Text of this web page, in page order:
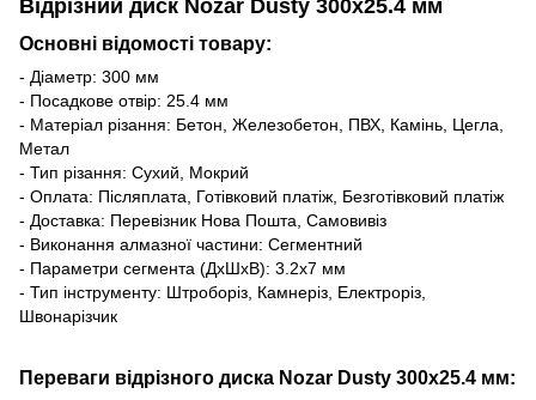
Відрізний диск Nozar Dusty 300х25.4 мм
Основні відомості товару:
- Діаметр: 300 мм
- Посадкове отвір: 25.4 мм
- Матеріал різання: Бетон, Железобетон, ПВХ, Камінь, Цегла,
Метал
- Тип різання: Сухий, Мокрий
- Оплата: Післяплата, Готівковий платіж, Безготівковий платіж
- Доставка: Перевізник Нова Пошта, Самовивіз
- Виконання алмазної частини: Сегментний
- Параметри сегмента (ДхШхВ): 3.2х7 мм
- Тип інструменту: Штроборіз, Камнеріз, Електроріз,
Швонарізчик
Переваги відрізного диска Nozar Dusty 300х25.4 мм: